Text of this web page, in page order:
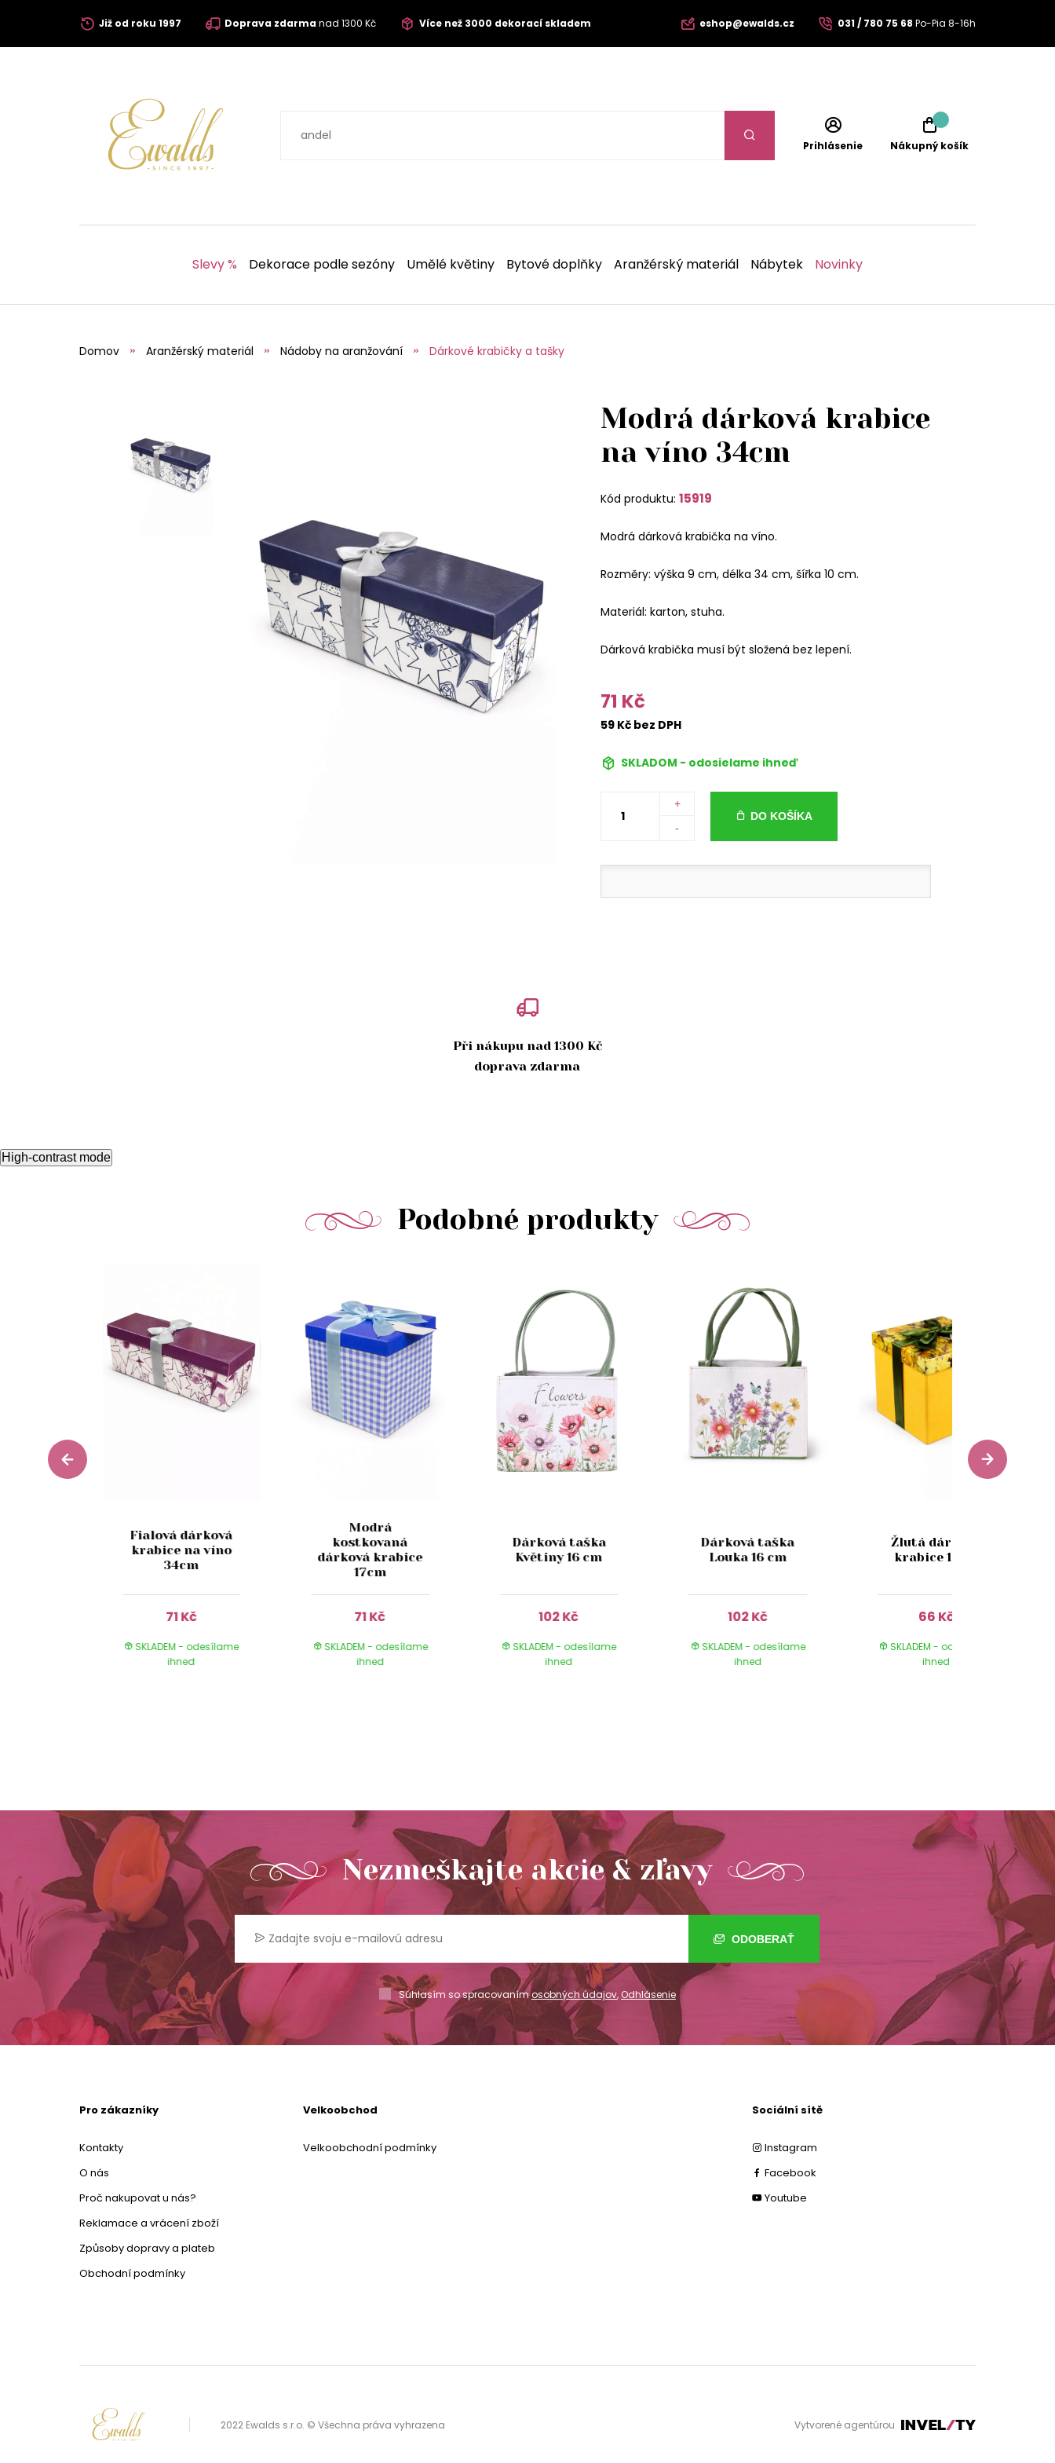
Již od roku 1997 Doprava zdarmanad 1300 Kč Více než 3000 dekorací skladem eshop@ewalds.cz 031 / 780 75 68 Po-Pia 8-16h
Prihlásenie Nákupný košík
Slevy % Dekorace podle sezóny Umělé květiny Bytové doplňky Aranžérský materiál Nábytek Novinky
Domov Aranžérský materiál Nádoby na aranžování Dárkové krabičky a tašky
Modrá dárková krabice
na víno 34cm
Kód produktu: 15919
Modrá dárková krabička na víno.
Rozměry: výška 9 cm, délka 34 cm, šířka 10 cm.
Materiál: karton, stuha.
Dárková krabička musí být složená bez lepení.
71 Kč
59 Kč bez DPH
SKLADOM - odosielame ihneď
+
-
DO KOŠÍKA
Při nákupu nad 1300 Kč
doprava zdarma
High-contrast mode
Podobné produkty
Fialová dárková
krabice na víno
34cm
71 Kč
SKLADEM - odesílame
ihned
Modrá
kostkovaná
dárková krabice
17cm
71 Kč
SKLADEM - odesílame
ihned
Dárková taška
Květiny 16 cm
102 Kč
SKLADEM - odesílame
ihned
Dárková taška
Louka 16 cm
102 Kč
SKLADEM - odesílame
ihned
Žlutá dárková
krabice 17cm
66 Kč
SKLADEM - odesílame
ihned
Nezmeškajte akcie & zľavy
ODOBERAŤ
Súhlasím so spracovanímosobných údajov,Odhlásenie
Pro zákazníky
Kontakty
O nás
Proč nakupovat u nás?
Reklamace a vrácení zboží
Způsoby dopravy a plateb
Obchodní podmínky
Velkoobchod
Velkoobchodní podmínky
Sociální sítě
Instagram
Facebook
Youtube
2022 Ewalds s.r.o. © Všechna práva vyhrazena Vytvorené agentúrou